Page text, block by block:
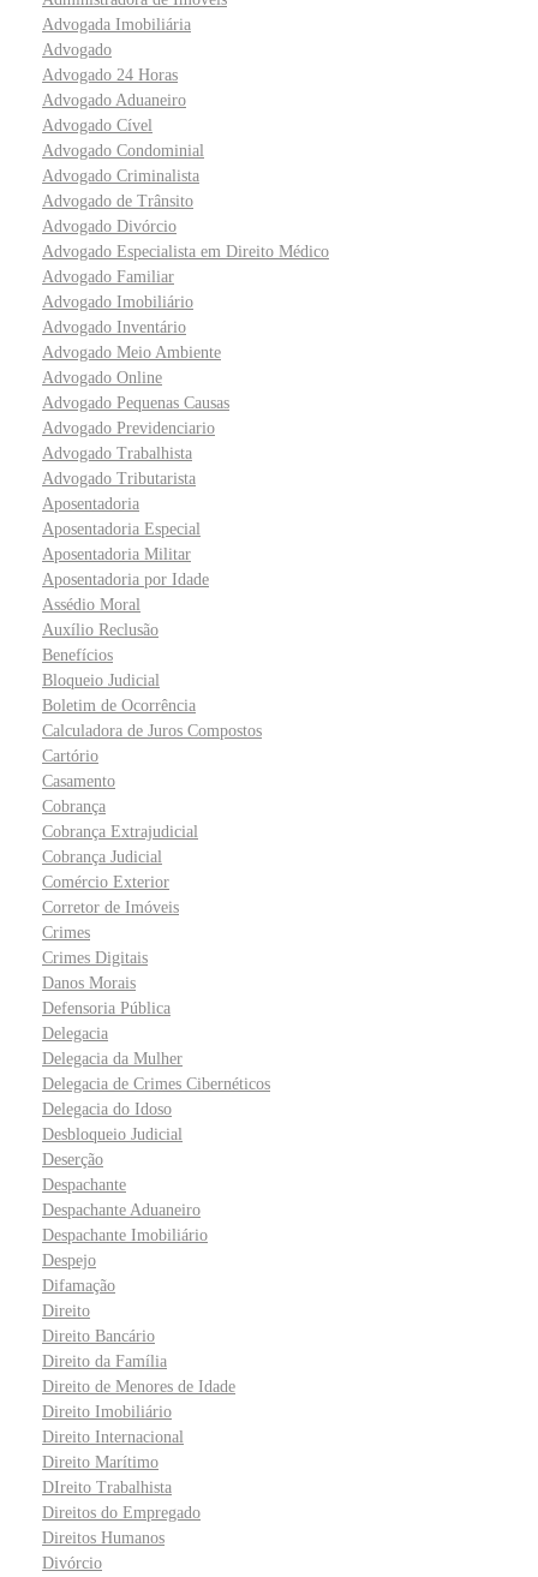
Advogada Imobiliária
Advogado
Advogado 24 Horas
Advogado Aduaneiro
Advogado Cível
Advogado Condominial
Advogado Criminalista
Advogado de Trânsito
Advogado Divórcio
Advogado Especialista em Direito Médico
Advogado Familiar
Advogado Imobiliário
Advogado Inventário
Advogado Meio Ambiente
Advogado Online
Advogado Pequenas Causas
Advogado Previdenciario
Advogado Trabalhista
Advogado Tributarista
Aposentadoria
Aposentadoria Especial
Aposentadoria Militar
Aposentadoria por Idade
Assédio Moral
Auxílio Reclusão
Benefícios
Bloqueio Judicial
Boletim de Ocorrência
Calculadora de Juros Compostos
Cartório
Casamento
Cobrança
Cobrança Extrajudicial
Cobrança Judicial
Comércio Exterior
Corretor de Imóveis
Crimes
Crimes Digitais
Danos Morais
Defensoria Pública
Delegacia
Delegacia da Mulher
Delegacia de Crimes Cibernéticos
Delegacia do Idoso
Desbloqueio Judicial
Deserção
Despachante
Despachante Aduaneiro
Despachante Imobiliário
Despejo
Difamação
Direito
Direito Bancário
Direito da Família
Direito de Menores de Idade
Direito Imobiliário
Direito Internacional
Direito Marítimo
DIreito Trabalhista
Direitos do Empregado
Direitos Humanos
Divórcio